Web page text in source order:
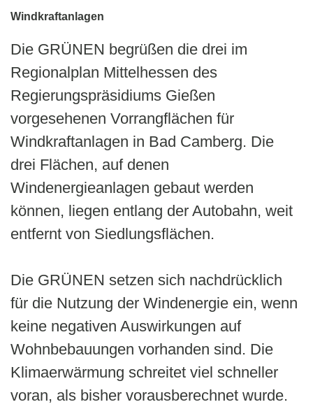
Windkraftanlagen
Die GRÜNEN begrüßen die drei im
Regionalplan Mittelhessen des
Regierungspräsidiums Gießen
vorgesehenen Vorrangflächen für
Windkraftanlagen in Bad Camberg. Die
drei Flächen, auf denen
Windenergieanlagen gebaut werden
können, liegen entlang der Autobahn, weit
entfernt von Siedlungsflächen.
Die GRÜNEN setzen sich nachdrücklich
für die Nutzung der Windenergie ein, wenn
keine negativen Auswirkungen auf
Wohnbebauungen vorhanden sind. Die
Klimaerwärmung schreitet viel schneller
voran, als bisher vorausberechnet wurde.